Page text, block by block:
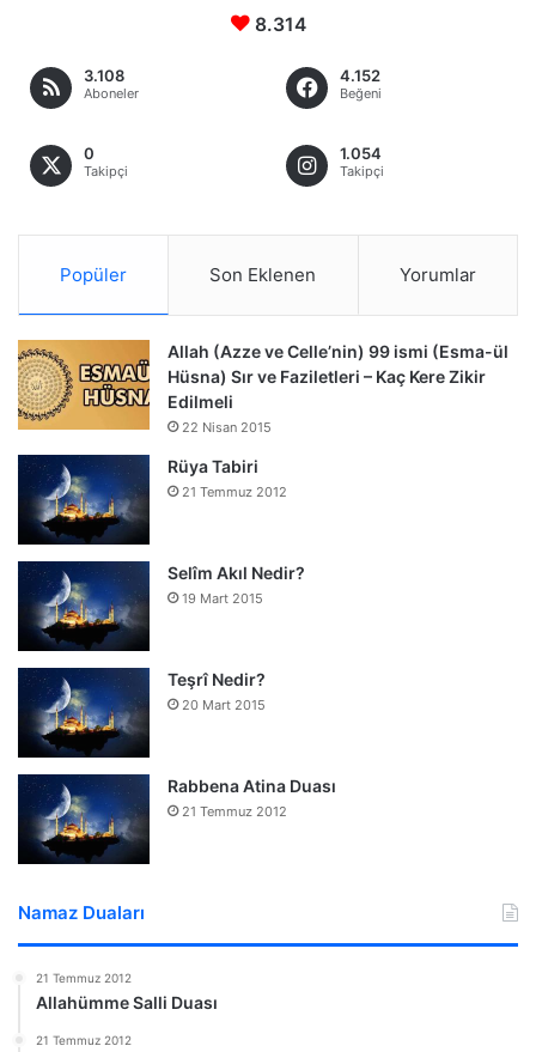
8.314
3.108
Aboneler
4.152
Beğeni
0
Takipçi
1.054
Takipçi
Popüler Son Eklenen Yorumlar
Allah (Azze ve Celle’nin) 99 ismi (Esma-ül
Hüsna) Sır ve Faziletleri – Kaç Kere Zikir
Edilmeli
22 Nisan 2015
Rüya Tabiri
21 Temmuz 2012
Selîm Akıl Nedir?
19 Mart 2015
Teşrî Nedir?
20 Mart 2015
Rabbena Atina Duası
21 Temmuz 2012
Namaz Duaları
21 Temmuz 2012
Allahümme Salli Duası
21 Temmuz 2012